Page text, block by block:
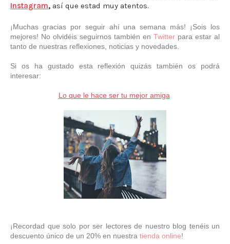
Instagram, así que estad muy atentos.
¡Muchas gracias por seguir ahí una semana más! ¡Sois los
mejores! No olvidéis seguirnos también en Twitter para estar al
tanto de nuestras reflexiones, noticias y novedades.
Si os ha gustado esta reflexión quizás también os podrá
interesar:
Lo que le hace ser tu mejor amiga
¡Recordad que solo por ser lectores de nuestro blog tenéis un
descuento único de un 20% en nuestra tienda online!